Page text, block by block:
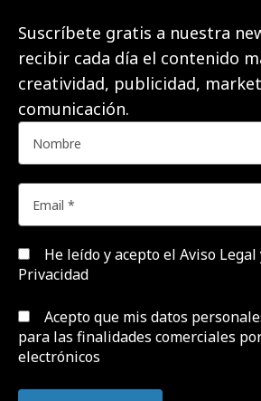
Suscríbete gratis a nuestra
recibir cada día el contenido
creatividad, publicidad,
comunicación.
He leído y acepto el Aviso
Privacidad
Acepto que mis datos
para las finalidades comerciales
electrónicos